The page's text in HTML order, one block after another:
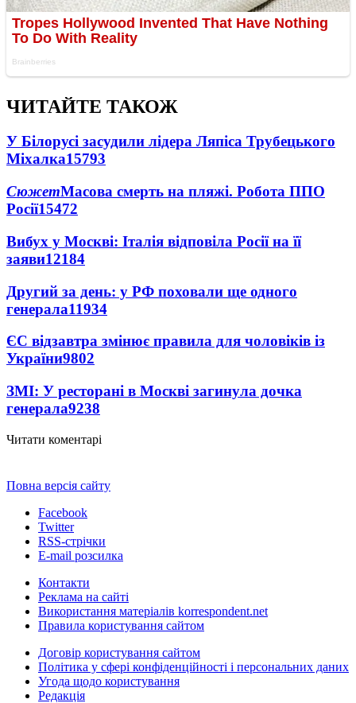
ЧИТАЙТЕ ТАКОЖ
У Білорусі засудили лідера Ляпіса Трубецького
Міхалка15793
СюжетМасова смерть на пляжі. Робота ППО
Росії15472
Вибух у Москві: Італія відповіла Росії на її
заяви12184
Другий за день: у РФ поховали ще одного
генерала11934
ЄС відзавтра змінює правила для чоловіків із
України9802
ЗМІ: У ресторані в Москві загинула дочка
генерала9238
Читати коментарі
Повна версія сайту
Facebook
Twitter
RSS-стрічки
E-mail розсилка
Контакти
Реклама на сайті
Використання матеріалів korrespondent.net
Правила користування сайтом
Договір користування сайтом
Політика у сфері конфіденційності і персональних даних
Угода щодо користування
Редакція